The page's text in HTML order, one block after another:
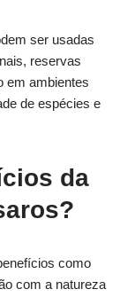
ser usadas
reservas
em ambientes
de espécies e
da
como
com a natureza